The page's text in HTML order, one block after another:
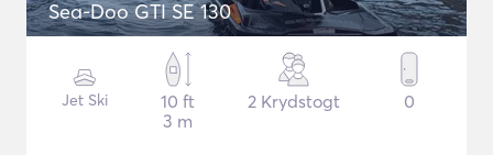
Sea-Doo GTI SE 130
Jet Ski
10 ft
3 m
2 Krydstogt 0